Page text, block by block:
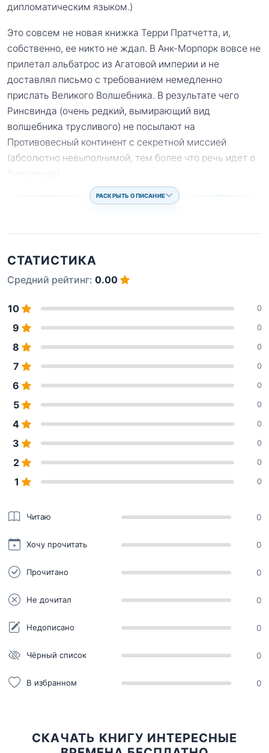
дипломатическим языком.)
Это совсем не новая книжка Терри Пратчетта, и,
собственно, ее никто не ждал. В Анк-Морпорк вовсе не
прилетал альбатрос из Агатовой империи и не
доставлял письмо с требованием немедленно
прислать Великого Волшебника. В результате чего
Ринсвинда (очень редкий, вымирающий вид
волшебника трусливого) не посылают на
Противовесный континент с секретной миссией
(абсолютно невыполнимой, тем более что речь идет о
РАСКРЫТЬ ОПИСАНИЕ
СТАТИСТИКА
Средний рейтинг: 0.00
10 0
9 0
8 0
7 0
6 0
5 0
4 0
3 0
2 0
1 0
Читаю 0
Хочу прочитать 0
Прочитано 0
Не дочитал 0
Недописано 0
Чёрный список 0
В избранном 0
СКАЧАТЬ КНИГУ ИНТЕРЕСНЫЕ